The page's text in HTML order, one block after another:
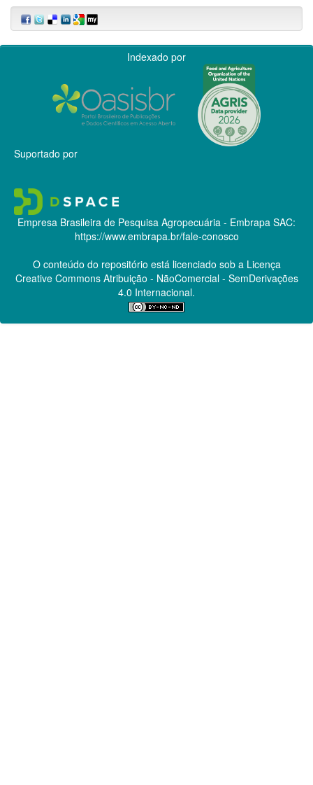
Indexado por
Suportado por
Empresa Brasileira de Pesquisa Agropecuária - Embrapa SAC:
https://www.embrapa.br/fale-conosco
O conteúdo do repositório está licenciado sob a Licença
Creative CommonsAtribuição - NãoComercial - SemDerivações
4.0 Internacional.